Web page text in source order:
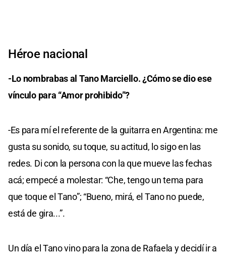
Héroe nacional
-Lo nombrabas al Tano Marciello. ¿Cómo se dio ese
vínculo para “Amor prohibido”?
-Es para mí el referente de la guitarra en Argentina: me
gusta su sonido, su toque, su actitud, lo sigo en las
redes. Di con la persona con la que mueve las fechas
acá; empecé a molestar: “Che, tengo un tema para
que toque el Tano”; “Bueno, mirá, el Tano no puede,
está de gira...”.
Un día el Tano vino para la zona de Rafaela y decidí ir a